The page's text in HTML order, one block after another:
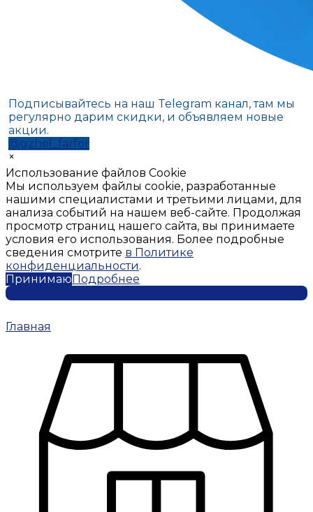
Подписывайтесь на наш Telegram канал, там мы
регулярно дарим скидки, и объявляем новые
акции.
@gzhel_farfor
×
Использование файлов Cookie
Мы используем файлы cookie, разработанные
нашими специалистами и третьими лицами, для
анализа событий на нашем веб-сайте. Продолжая
просмотр страниц нашего сайта, вы принимаете
условия его использования. Более подробные
сведения смотрите в Политике
конфиденциальности.
ПринимаюПодробнее
Главная